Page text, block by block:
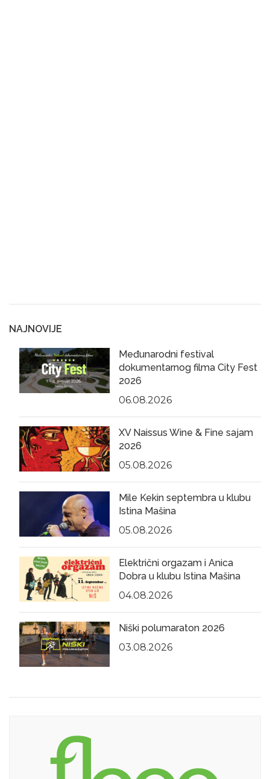
NAJNOVIJE
Međunarodni festival
dokumentarnog filma City Fest
2026
06.08.2026
XV Naissus Wine & Fine sajam
2026
05.08.2026
Mile Kekin septembra u klubu
Istina Mašina
05.08.2026
Električni orgazam i Anica
Dobra u klubu Istina Mašina
04.08.2026
Niški polumaraton 2026
03.08.2026